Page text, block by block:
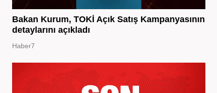
Bakan Kurum, TOKİ Açık Satış Kampanyasının
detaylarını açıkladı
Haber7